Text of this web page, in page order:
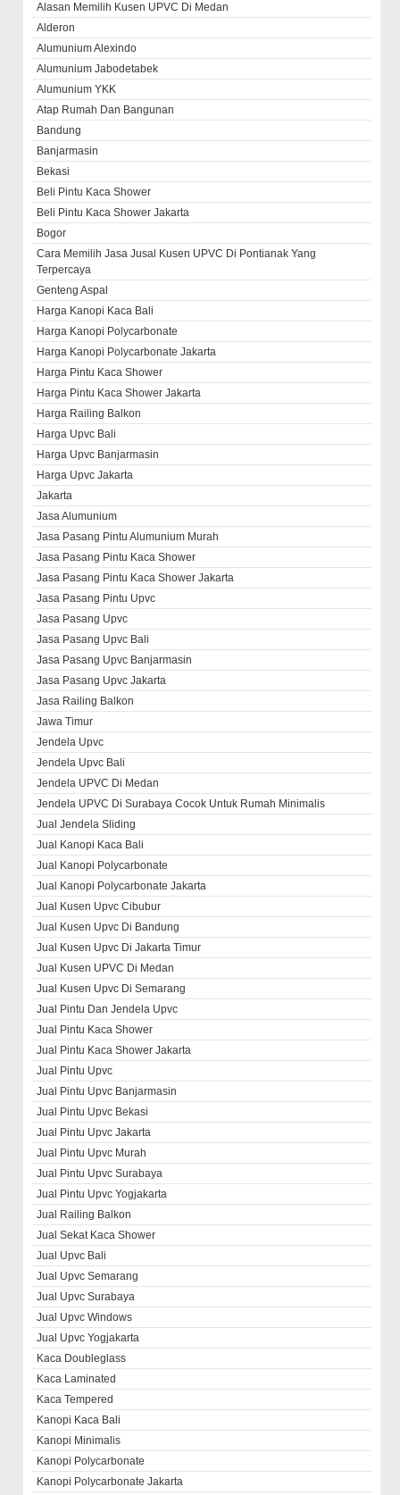
Alasan Memilih Kusen UPVC Di Medan
Alderon
Alumunium Alexindo
Alumunium Jabodetabek
Alumunium YKK
Atap Rumah Dan Bangunan
Bandung
Banjarmasin
Bekasi
Beli Pintu Kaca Shower
Beli Pintu Kaca Shower Jakarta
Bogor
Cara Memilih Jasa Jusal Kusen UPVC Di Pontianak Yang
Terpercaya
Genteng Aspal
Harga Kanopi Kaca Bali
Harga Kanopi Polycarbonate
Harga Kanopi Polycarbonate Jakarta
Harga Pintu Kaca Shower
Harga Pintu Kaca Shower Jakarta
Harga Railing Balkon
Harga Upvc Bali
Harga Upvc Banjarmasin
Harga Upvc Jakarta
Jakarta
Jasa Alumunium
Jasa Pasang Pintu Alumunium Murah
Jasa Pasang Pintu Kaca Shower
Jasa Pasang Pintu Kaca Shower Jakarta
Jasa Pasang Pintu Upvc
Jasa Pasang Upvc
Jasa Pasang Upvc Bali
Jasa Pasang Upvc Banjarmasin
Jasa Pasang Upvc Jakarta
Jasa Railing Balkon
Jawa Timur
Jendela Upvc
Jendela Upvc Bali
Jendela UPVC Di Medan
Jendela UPVC Di Surabaya Cocok Untuk Rumah Minimalis
Jual Jendela Sliding
Jual Kanopi Kaca Bali
Jual Kanopi Polycarbonate
Jual Kanopi Polycarbonate Jakarta
Jual Kusen Upvc Cibubur
Jual Kusen Upvc Di Bandung
Jual Kusen Upvc Di Jakarta Timur
Jual Kusen UPVC Di Medan
Jual Kusen Upvc Di Semarang
Jual Pintu Dan Jendela Upvc
Jual Pintu Kaca Shower
Jual Pintu Kaca Shower Jakarta
Jual Pintu Upvc
Jual Pintu Upvc Banjarmasin
Jual Pintu Upvc Bekasi
Jual Pintu Upvc Jakarta
Jual Pintu Upvc Murah
Jual Pintu Upvc Surabaya
Jual Pintu Upvc Yogjakarta
Jual Railing Balkon
Jual Sekat Kaca Shower
Jual Upvc Bali
Jual Upvc Semarang
Jual Upvc Surabaya
Jual Upvc Windows
Jual Upvc Yogjakarta
Kaca Doubleglass
Kaca Laminated
Kaca Tempered
Kanopi Kaca Bali
Kanopi Minimalis
Kanopi Polycarbonate
Kanopi Polycarbonate Jakarta